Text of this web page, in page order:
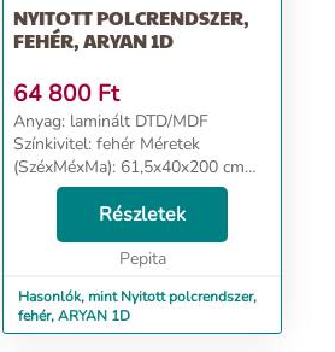
NYITOTT POLCRENDSZER,
FEHÉR, ARYAN 1D
64 800 Ft
Anyag: laminált DTD/MDF
Színkivitel: fehér Méretek
(SzéxMéxMa): 61,5x40x200 cm
Anyagvastagság: 1,6 cm
Fogantyúval Egyajtós Nyitott
Polcokkal Rengeteg tárhely
Elegáns lábak Polc teherbírása: ...
Részletek
Pepita
Hasonlók, mint Nyitott polcrendszer,
fehér, ARYAN 1D